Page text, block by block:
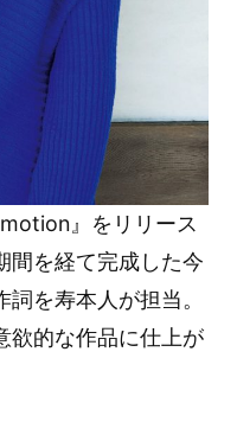
』をリリース
間を経て完成した今
を寿本人が担当。
欲的な作品に仕上が